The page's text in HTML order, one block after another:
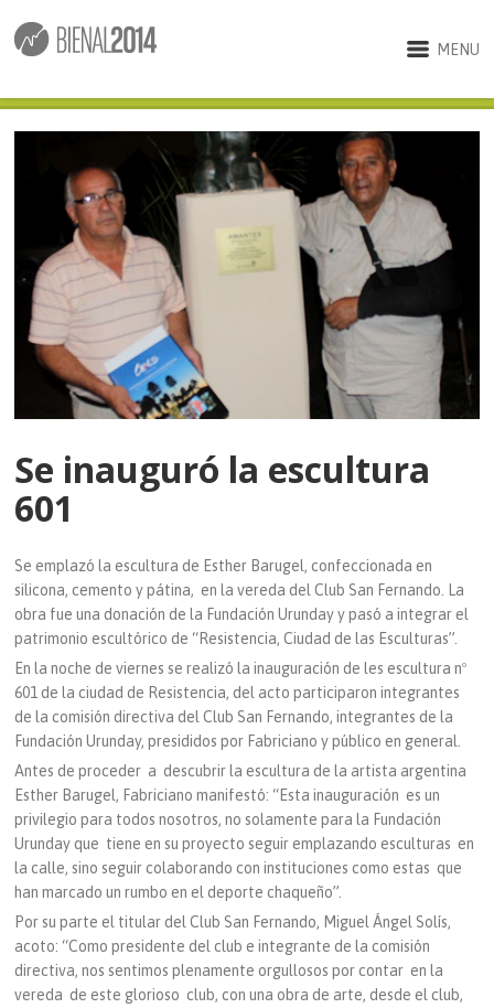
MENU
Se inauguró la escultura
601
Se emplazó la escultura de Esther Barugel, confeccionada en
silicona, cemento y pátina, en la vereda del Club San Fernando. La
obra fue una donación de la Fundación Urunday y pasó a integrar el
patrimonio escultórico de “Resistencia, Ciudad de las Esculturas”.
En la noche de viernes se realizó la inauguración de les escultura nº
601 de la ciudad de Resistencia, del acto participaron integrantes
de la comisión directiva del Club San Fernando, integrantes de la
Fundación Urunday, presididos por Fabriciano y público en general.
Antes de proceder a descubrir la escultura de la artista argentina
Esther Barugel, Fabriciano manifestó: “Esta inauguración es un
privilegio para todos nosotros, no solamente para la Fundación
Urunday que tiene en su proyecto seguir emplazando esculturas en
la calle, sino seguir colaborando con instituciones como estas que
han marcado un rumbo en el deporte chaqueño”.
Por su parte el titular del Club San Fernando, Miguel Ángel Solís,
acoto: “Como presidente del club e integrante de la comisión
directiva, nos sentimos plenamente orgullosos por contar en la
vereda de este glorioso club, con una obra de arte, desde el club,